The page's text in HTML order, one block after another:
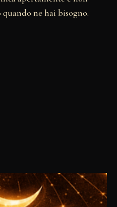
ne hai bisogno.